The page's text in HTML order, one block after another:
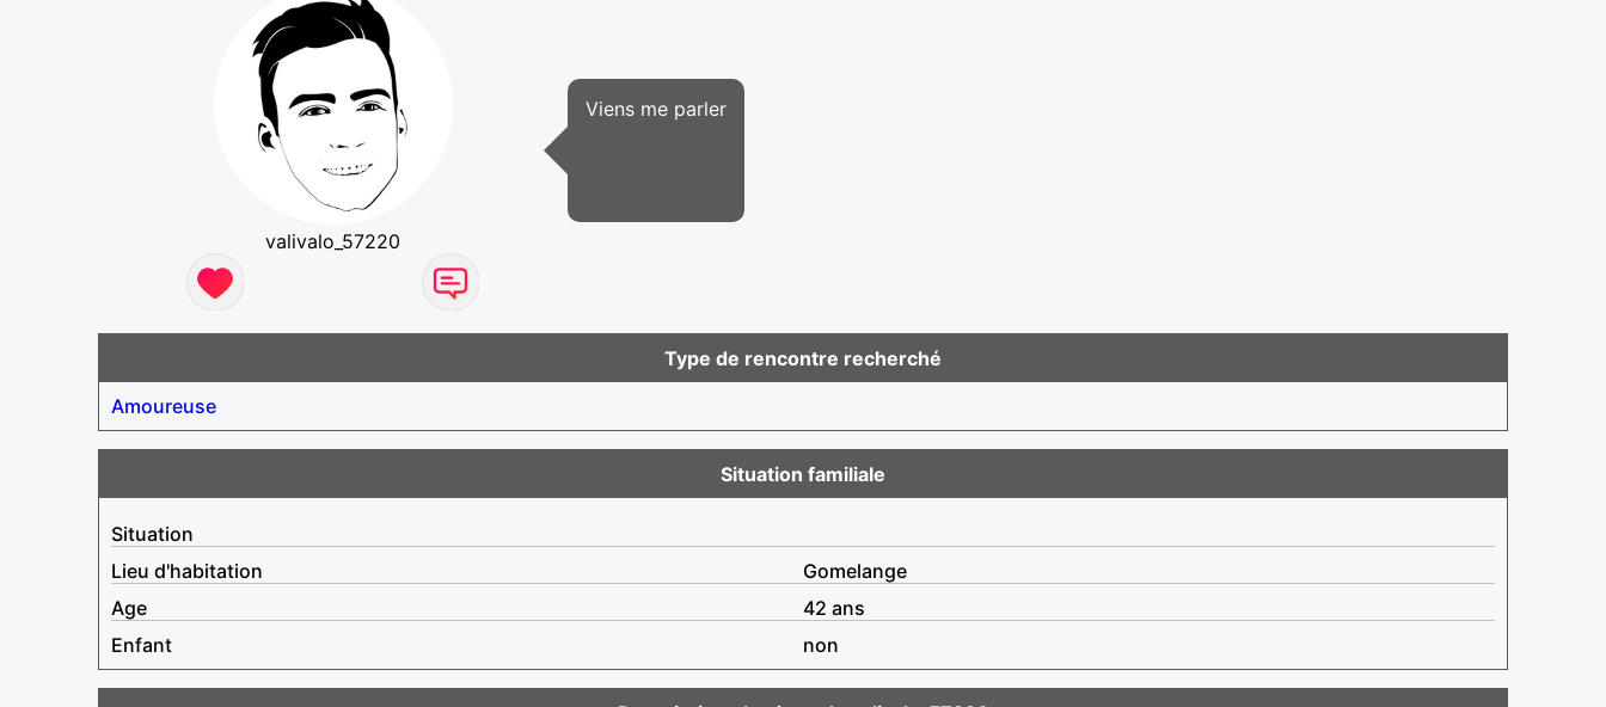
valivalo_57220
Viens me parler
Type de rencontre recherché
Amoureuse
Situation familiale
Situation
Lieu d'habitation
Gomelange
Age
42 ans
Enfant
non